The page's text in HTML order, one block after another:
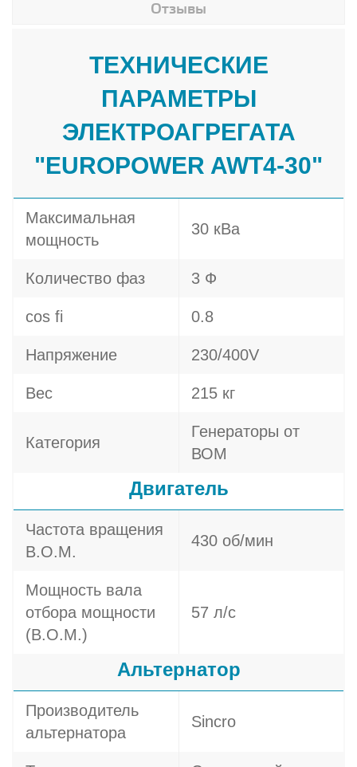
Отзывы
ТЕХНИЧЕСКИЕ
ПАРАМЕТРЫ
ЭЛЕКТРОАГРЕГАТА
"EUROPOWER AWT4-30"
Максимальная
мощность
30 кВа
Количество фаз 3 Ф
cos fi 0.8
Напряжение 230/400V
Вес 215 кг
Категория
Генераторы от
ВОМ
Двигатель
Частота вращения
В.О.М.
430 об/мин
Мощность вала
отбора мощности
(В.О.М.)
57 л/c
Альтернатор
Производитель
альтернатора
Sincro